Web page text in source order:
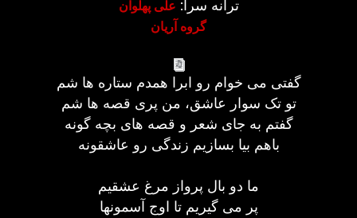
ترانه سرا: علی پهلوان
گروه آریان
گفتی می خوام رو ابرا همدم ستاره ها شم
تو تک سوار عاشق، من پری قصه ها شم
گفتم به جای شعر و قصه های بچه گونه
باهم بیا بسازیم زندگی رو عاشقونه
ما دو بال پرواز مرغ عشقیم
پر می گیریم تا اوج آسمونها